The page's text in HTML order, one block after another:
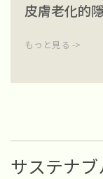
皮膚老化的
もっと見る ->
サステナ